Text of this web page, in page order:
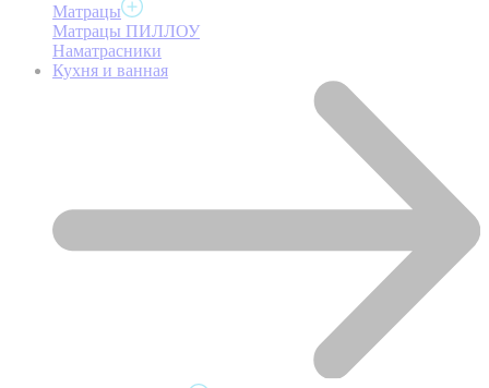
Матрацы
Матрацы ПИЛЛОУ
Наматрасники
Кухня и ванная